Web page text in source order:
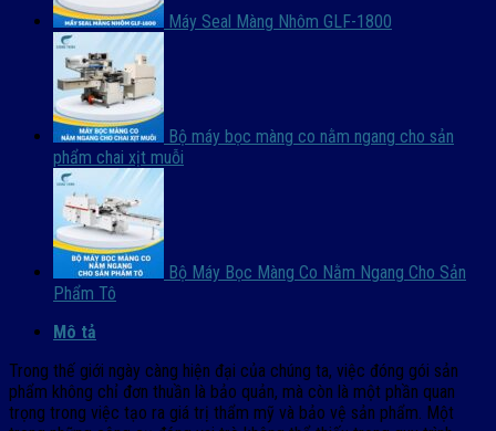
Máy Seal Màng Nhôm GLF-1800
Bộ máy bọc màng co nằm ngang cho sản
phẩm chai xịt muỗi
Bộ Máy Bọc Màng Co Nằm Ngang Cho Sản
Phẩm Tô
Mô tả
Trong thế giới ngày càng hiện đại của chúng ta, việc đóng gói sản
phẩm không chỉ đơn thuần là bảo quản, mà còn là một phần quan
trọng trong việc tạo ra giá trị thẩm mỹ và bảo vệ sản phẩm. Một